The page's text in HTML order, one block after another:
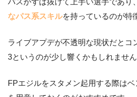
なパス系スキルを持っているのが特
ライブアプデが不透明な現状だとコ
3というのが少し響くかもしれません
FPエジルをスタメン起用する際は